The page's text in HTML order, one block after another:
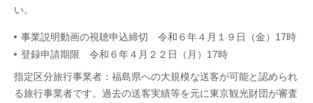
い。
事業説明動画の視聴申込締切 令和６年４月１９日（金）17時
登録申請期限 令和６年４月２２日（月）17時
指定区分旅行事業者：福島県への大規模な送客が可能と認められ
る旅行事業者です。過去の送客実績等を元に東京観光財団が審査